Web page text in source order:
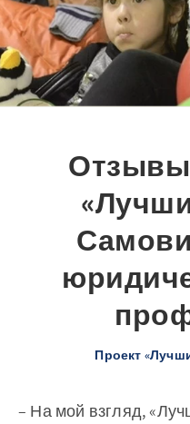
Отзывы
Проект
– На мой взгляд,